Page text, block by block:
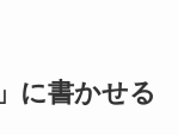
に書かせる